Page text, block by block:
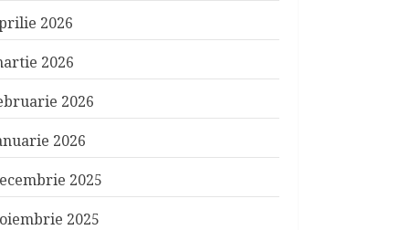
2026
2026
2026
2026
2025
2025